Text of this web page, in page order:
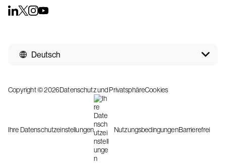
Deutsch
Copyright © 2026Datenschutz und PrivatsphäreCookies
Ihre Datenschutzeinstellungen NutzungsbedingungenBarrierefrei